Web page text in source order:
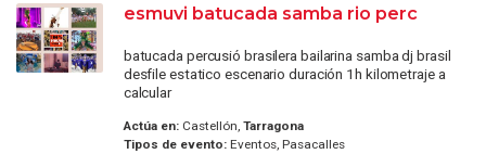
esmuvi batucada samba rio perc
batucada percusió brasilera bailarina samba dj brasil
desfile estatico escenario duración 1h kilometraje a
calcular
Actúa en:Castellón, Tarragona
Tipos de evento:Eventos, Pasacalles